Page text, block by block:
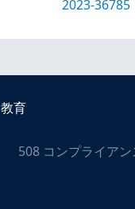
2023-36785
教育
508 コンプライアン